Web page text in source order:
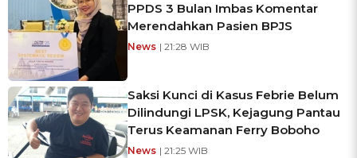
PPDS 3 Bulan Imbas Komentar
Merendahkan Pasien BPJS
News | 21:28 WIB
Saksi Kunci di Kasus Febrie Belum
Dilindungi LPSK, Kejagung Pantau
Terus Keamanan Ferry Boboho
News | 21:25 WIB